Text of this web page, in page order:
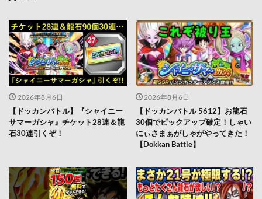
2026年8月6日
【ドッカンバトル】『シャイニー
サマーガシャ』チケット28連＆龍
石30連引くぞ！
2026年8月6日
【ドッカンバトル 5612】お龍石
30個でピックアップ確定！しゃい
にぃさまぁがしゃがやってきた！
【Dokkan Battle】